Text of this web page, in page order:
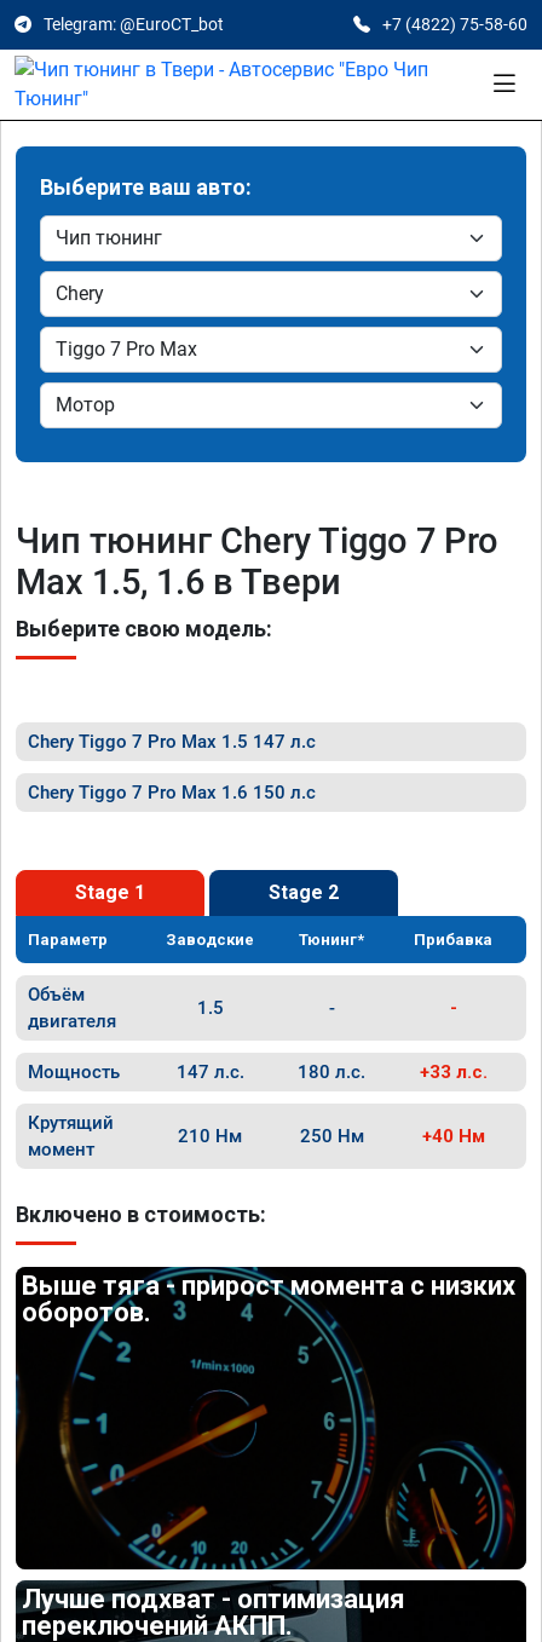
Telegram: @EuroCT_bot +7 (4822) 75-58-60
Выберите ваш авто:
Чип тюнинг Chery Tiggo 7 Pro
Max 1.5, 1.6 в Твери
Выберите свою модель:
Chery Tiggo 7 Pro Max 1.5 147 л.с
Chery Tiggo 7 Pro Max 1.6 150 л.с
Stage 1 Stage 2
Параметр Заводские Тюнинг* Прибавка
Объём
двигателя
1.5 - -
Мощность 147 л.с. 180 л.с. +33 л.с.
Крутящий
момент
210 Нм 250 Нм +40 Нм
Включено в стоимость:
Выше тяга - прирост момента с низких
оборотов.
Лучше подхват - оптимизация
переключений АКПП.